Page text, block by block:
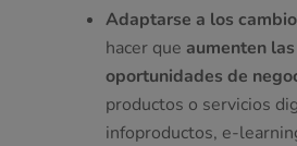
Adaptarse a los
hacer que aumenten las
oportunidades de
productos o servicios
infoproductos, e-